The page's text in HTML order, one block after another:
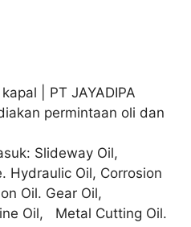
| PT JAYADIPA
permintaan oli dan
Slideway Oil,
Hydraulic Oil, Corrosion
Oil. Gear Oil,
Oil, Metal Cutting Oil.